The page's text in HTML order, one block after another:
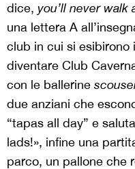
dice, you’ll never walk
una lettera A
club in cui si esibirono
diventare Club
con le ballerine
due anziani che
“tapas all day” e
lads!», infine una
parco, un pallone che